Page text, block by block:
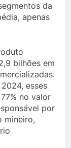
da
apenas
bilhões em
esses
no valor
por
mineiro,